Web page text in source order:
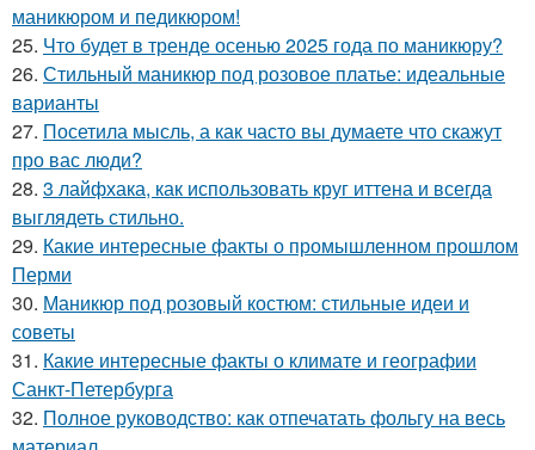
маникюром и педикюром!
25. Что будет в тренде осенью 2025 года по маникюру?
26. Стильный маникюр под розовое платье: идеальные
варианты
27. Посетила мысль, а как часто вы думаете что скажут
про вас люди?
28. 3 лайфхака, как использовать круг иттена и всегда
выглядеть стильно.
29. Какие интересные факты о промышленном прошлом
Перми
30. Маникюр под розовый костюм: стильные идеи и
советы
31. Какие интересные факты о климате и географии
Санкт-Петербурга
32. Полное руководство: как отпечатать фольгу на весь